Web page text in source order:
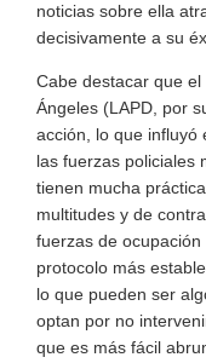
noticias sobre ella
decisivamente a su
Cabe destacar que
Ángeles (LAPD, por
acción, lo que influyó
las fuerzas policiales
tienen mucha
multitudes y de
fuerzas de
protocolo más
lo que pueden ser
optan por no
que es más fácil